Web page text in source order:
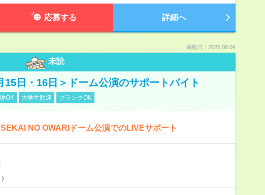
応募する 詳細へ
掲載日：2026.08.04
未読
15日・16日＞ドーム公演のサポートバイト
OK 大学生歓迎 ブランクOK
NO OWARIドーム公演でのLIVEサポート